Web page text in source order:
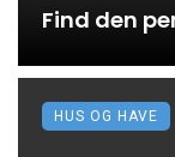
Find den
HUS OG HAVE